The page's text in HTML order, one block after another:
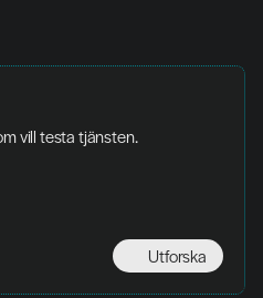
vill testa tjänsten.
Utforska